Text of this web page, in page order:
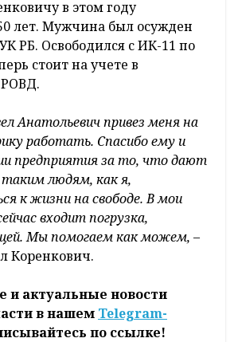
в этом году
лет. Мужчина был осужден
РБ. Освободился с ИК-11 по
стоит на учете в
Анатольевич привез меня на
работать. Спасибо ему и
предприятия за то, что дают
людям, как я,
к жизни на свободе. В мои
входит погрузка,
Мы помогаем как можем, –
Коренкович.
и актуальные новости
в нашем Telegram-
по ссылке!